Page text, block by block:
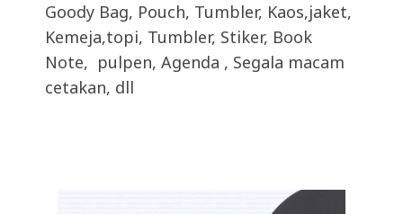
Goody Bag, Pouch, Tumbler, Kaos,jaket,
Kemeja,topi, Tumbler, Stiker, Book
Note, pulpen, Agenda , Segala macam
cetakan, dll